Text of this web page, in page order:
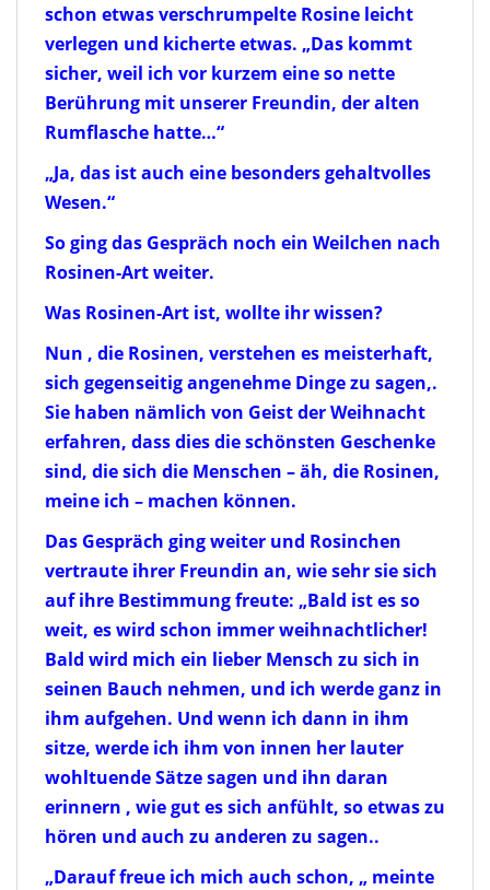
schon etwas verschrumpelte Rosine leicht
verlegen und kicherte etwas. „Das kommt
sicher, weil ich vor kurzem eine so nette
Berührung mit unserer Freundin, der alten
Rumflasche hatte…“
„Ja, das ist auch eine besonders gehaltvolles
Wesen.“
So ging das Gespräch noch ein Weilchen nach
Rosinen-Art weiter.
Was Rosinen-Art ist, wollte ihr wissen?
Nun , die Rosinen, verstehen es meisterhaft,
sich gegenseitig angenehme Dinge zu sagen,.
Sie haben nämlich von Geist der Weihnacht
erfahren, dass dies die schönsten Geschenke
sind, die sich die Menschen – äh, die Rosinen,
meine ich – machen können.
Das Gespräch ging weiter und Rosinchen
vertraute ihrer Freundin an, wie sehr sie sich
auf ihre Bestimmung freute: „Bald ist es so
weit, es wird schon immer weihnachtlicher!
Bald wird mich ein lieber Mensch zu sich in
seinen Bauch nehmen, und ich werde ganz in
ihm aufgehen. Und wenn ich dann in ihm
sitze, werde ich ihm von innen her lauter
wohltuende Sätze sagen und ihn daran
erinnern , wie gut es sich anfühlt, so etwas zu
hören und auch zu anderen zu sagen..
„Darauf freue ich mich auch schon, „ meinte